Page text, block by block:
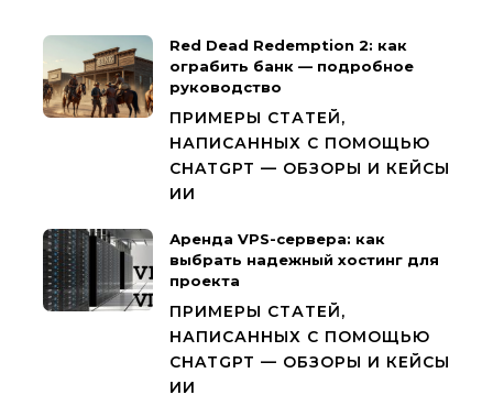
Red Dead Redemption 2: как
ограбить банк — подробное
руководство
ПРИМЕРЫ СТАТЕЙ,
НАПИСАННЫХ С ПОМОЩЬЮ
CHATGPT — ОБЗОРЫ И КЕЙСЫ
ИИ
Аренда VPS-сервера: как
выбрать надежный хостинг для
проекта
ПРИМЕРЫ СТАТЕЙ,
НАПИСАННЫХ С ПОМОЩЬЮ
CHATGPT — ОБЗОРЫ И КЕЙСЫ
ИИ